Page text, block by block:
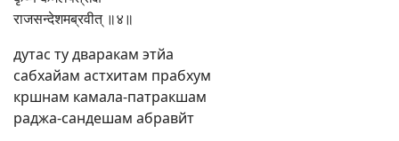
राजसन्देशमब्रवीत् ॥४॥
дутас ту дваракам этйа
сабхайам астхитам прабхум
кршнам камала-патракшам
раджа-сандешам абравйт